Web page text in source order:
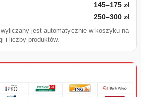
145–175 zł
250–300 zł
jest automatycznie w koszyku na
i liczby produktów.